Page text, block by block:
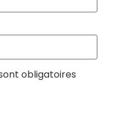
obligatoires